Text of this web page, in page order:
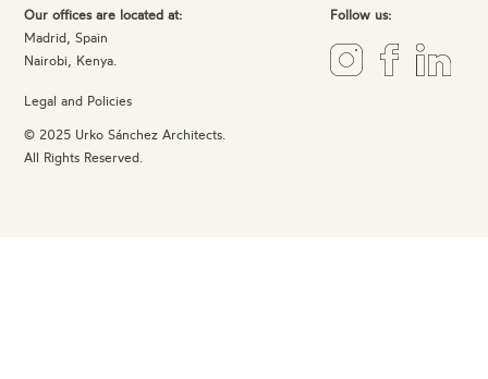
Our offices are located at:
Madrid, Spain
Nairobi, Kenya.
Follow us:
Legal and Policies
© 2025 Urko Sánchez Architects.
All Rights Reserved.